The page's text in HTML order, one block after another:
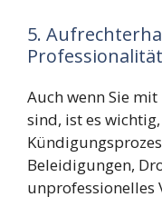
5.
Professionalität
Auch wenn Sie
sind, ist es
Beleidigungen,
unprofessionelles